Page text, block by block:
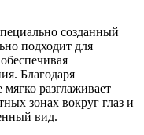
созданный
подходит для
Благодаря
разглаживает
зонах вокруг глаз и
вид.